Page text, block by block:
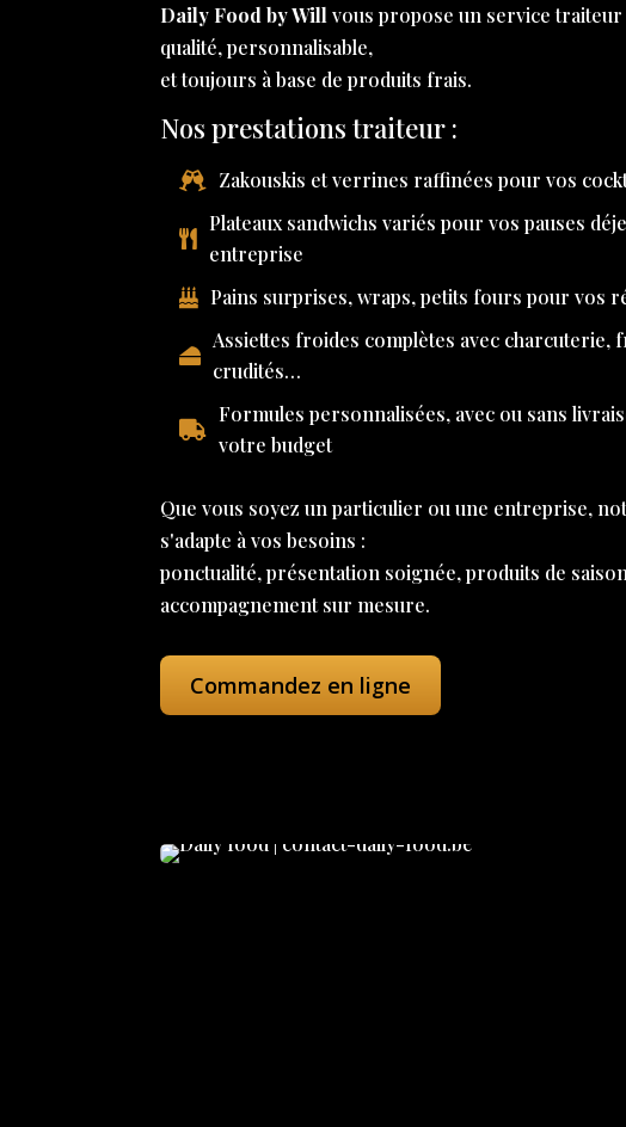
Daily Food by Will vous propose un service traiteur
qualité, personnalisable,
et toujours à base de produits frais.
Nos prestations traiteur :
Zakouskis et verrines raffinées pour vos
Plateaux sandwichs variés pour vos pauses
entreprise
Pains surprises, wraps, petits fours pour vos
Assiettes froides complètes avec charcuterie,
crudités…
Formules personnalisées, avec ou sans
votre budget
Que vous soyez un particulier ou une entreprise,
s'adapte à vos besoins :
ponctualité, présentation soignée, produits de
accompagnement sur mesure.
Commandez en ligne